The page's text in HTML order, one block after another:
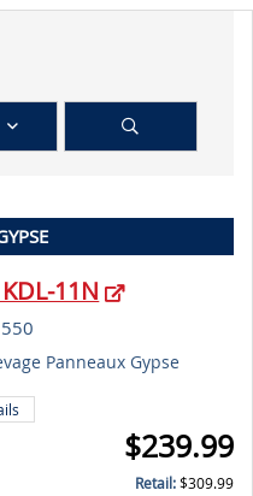
11N
550
Panneaux Gypse
$239.99
Retail:$309.99